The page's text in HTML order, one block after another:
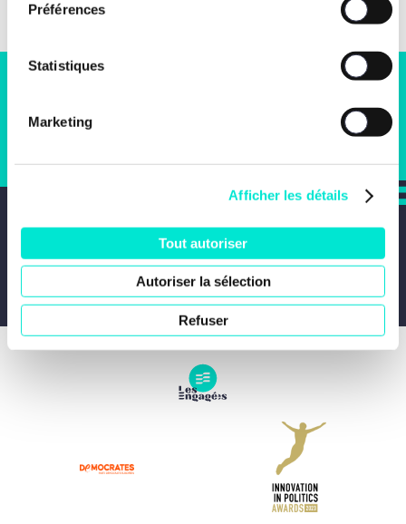
Préférences
Statistiques
Marketing
Afficher les détails
Tout autoriser
Autoriser la sélection
Refuser
Newsletter
JE M'INSCRIS